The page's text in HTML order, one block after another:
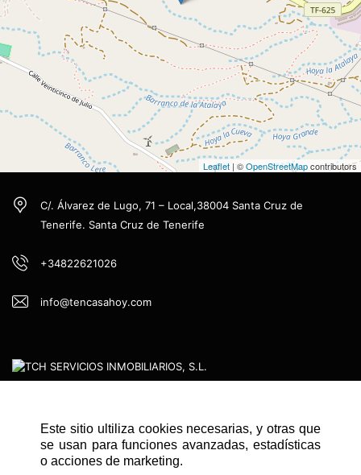
Este sitio ultiliza cookies necesarias, y otras que
se usan para funciones avanzadas, estadísticas
o acciones de marketing.
Leaflet | ©OpenStreetMapcontributors
C/. Álvarez de Lugo, 71 – Local,38004 Santa Cruz de
Tenerife. Santa Cruz de Tenerife
+34822621026
info@tencasahoy.com
NAVEGACIÓN RÁPIDA
INICIO